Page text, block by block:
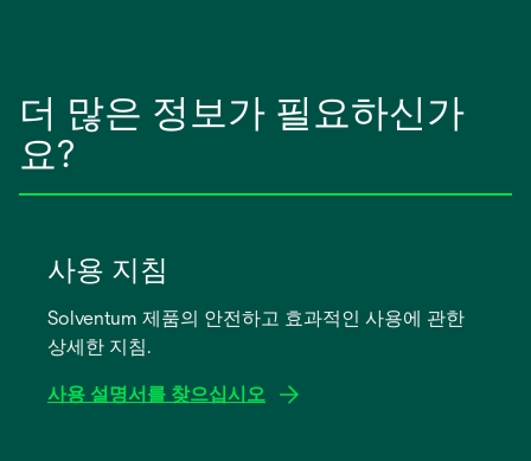
더 많은 정보가 필요하신가
요?
사용 지침
Solventum 제품의 안전하고 효과적인 사용에 관한
상세한 지침.
사용 설명서를 찾으십시오